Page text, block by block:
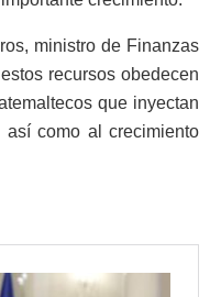
ministro de Finanzas
recursos obedecen
que inyectan
como al crecimiento